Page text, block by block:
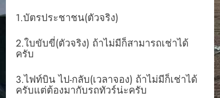
1.บัตรประชาชน(ตัวจริง)
2.ใบขับขี่(ตัวจริง) ถ้าไม่มีก็สามารถเช่าได้
ครับ
3.ไฟท์บิน ไป-กลับ(เวลาจอง) ถ้าไม่มีก็เช่าได้
ครับแต่ต้องมากับรถทัวร์น่ะครับ